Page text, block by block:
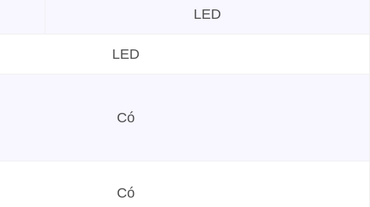
LED
LED
Có
Có